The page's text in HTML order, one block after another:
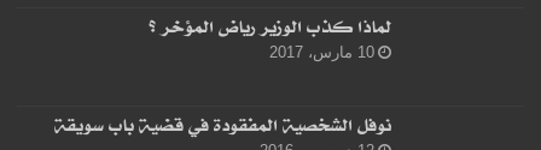
لماذا كذب الوزير رياض المؤخر ؟
10 مارس، 2017
نوفل الشخصية المفقودة في قضية باب سويقة